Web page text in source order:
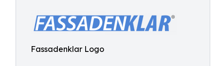
Fassadenklar Logo